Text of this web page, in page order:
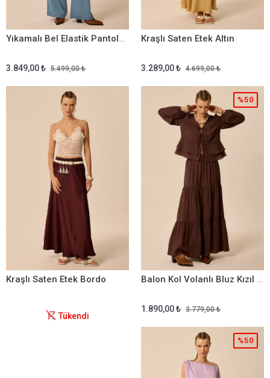
Yıkamalı Bel Elastik Pantolon Mavi
3.849,00 ₺ 5.499,00 ₺
Kraşlı Saten Etek Altın
3.289,00 ₺ 4.699,00 ₺
Kraşlı Saten Etek Bordo
Tükendi
Balon Kol Volanlı Bluz Kızıl Kahve
1.890,00 ₺ 3.779,00 ₺
%50
%50